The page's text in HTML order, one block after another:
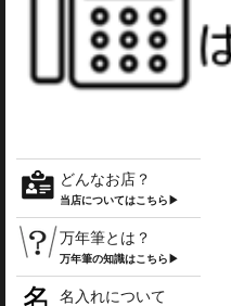
どんなお店？
当店についてはこちら▶
万年筆とは？
万年筆の知識はこちら▶
名入れについて